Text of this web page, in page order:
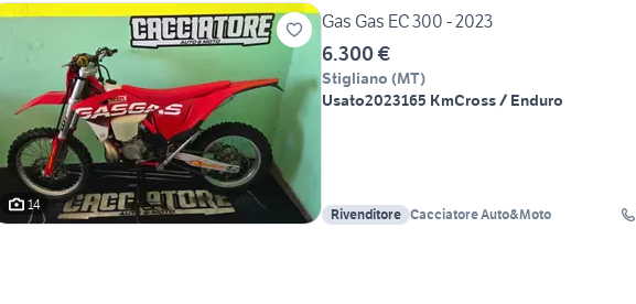
14
Gas Gas EC 300 - 2023
6.300 €
Stigliano (MT)
Usato2023165 KmCross / Enduro
Rivenditore Cacciatore Auto&Moto